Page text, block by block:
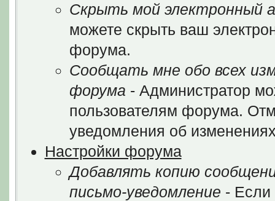
Скрыть мой электронный
можете скрыть ваш
форума.
Сообщать мне обо всех
форума - Администратор
пользователям форума.
уведомления об
Настройки форума
Добавлять копию
письмо-уведомление - Если